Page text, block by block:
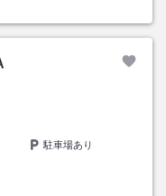
駐車場あり